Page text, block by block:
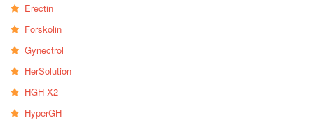
Erectin
Forskolin
Gynectrol
HerSolution
HGH-X2
HyperGH